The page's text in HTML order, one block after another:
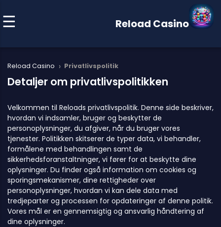
Reload Casino
Reload Casino › Privatlivspolitik
Detaljer om privatlivspolitikken
Velkommen til Reloads privatlivspolitik. Denne side beskriver,
hvordan vi indsamler, bruger og beskytter de
personoplysninger, du afgiver, når du bruger vores
tjenester. Politikken skitserer de typer data, vi behandler,
formålene med behandlingen samt de
sikkerhedsforanstaltninger, vi fører for at beskytte dine
oplysninger. Du finder også information om cookies og
sporingsmekanismer, dine rettigheder over
personoplysninger, hvordan vi kan dele data med
tredjeparter og processen for opdateringer af denne politik.
Vores mål er en gennemsigtig og ansvarlig håndtering af
dine oplysninger.